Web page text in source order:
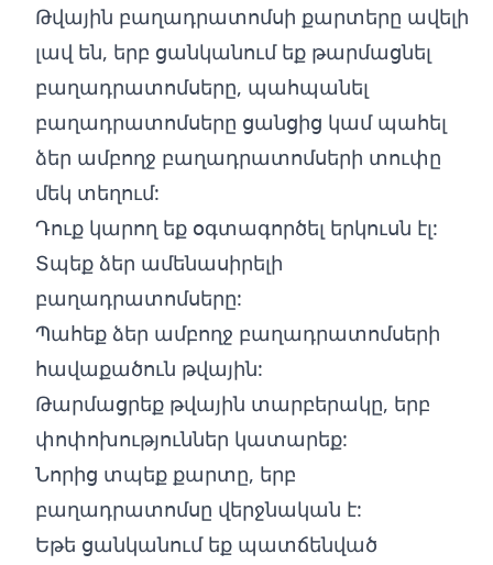
Թվային բաղադրատոմսի քարտերը ավելի
լավ են, երբ ցանկանում եք թարմացնել
բաղադրատոմսերը, պահպանել
բաղադրատոմսերը ցանցից կամ պահել
ձեր ամբողջ բաղադրատոմսերի տուփը
մեկ տեղում:
Դուք կարող եք օգտագործել երկուսն էլ:
Տպեք ձեր ամենասիրելի
բաղադրատոմսերը:
Պահեք ձեր ամբողջ բաղադրատոմսերի
հավաքածուն թվային:
Թարմացրեք թվային տարբերակը, երբ
փոփոխություններ կատարեք:
Նորից տպեք քարտը, երբ
բաղադրատոմսը վերջնական է:
Եթե ցանկանում եք պատճենված